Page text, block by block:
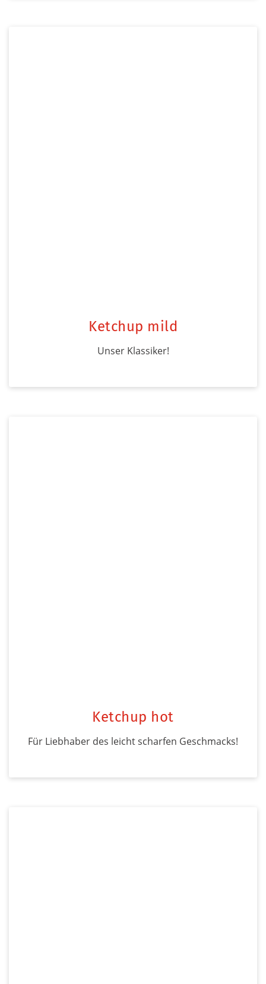
Ketchup mild
Unser Klassiker!
Ketchup hot
Für Liebhaber des leicht scharfen Geschmacks!